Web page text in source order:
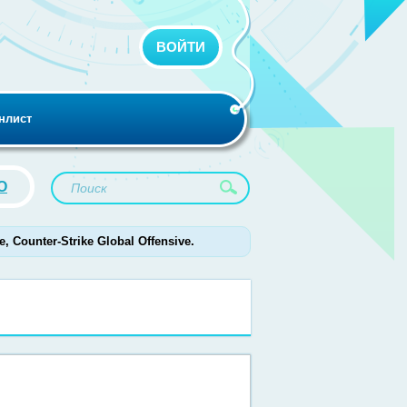
ВОЙТИ
Counter-Strike Global Offensive.